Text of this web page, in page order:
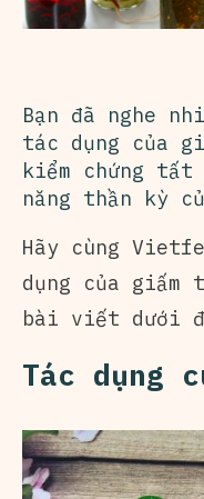
Bạn đã nghe
tác dụng của
kiểm chứng
năng thần kỳ
Hãy cùng
dụng của giấm
bài viết dưới
Tác dụng